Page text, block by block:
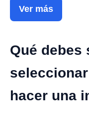
Ver más
Qué debes
hacer una